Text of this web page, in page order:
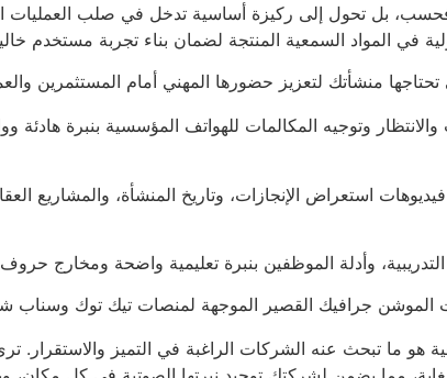
بل تحول إلى ركيزة أساسية تدخل في صلب العمليات
في المواد السمعية المنتجة لضمان بناء تجربة مستخدم
تحتاجها منشأتك لتعزيز حضورها المهني أمام المستثمرين
وتوجيه المكالمات للهواتف المؤسسية بنبرة
استعراض الإنجازات، وتاريخ المنشأة، والمشاريع
وأدلة الموظفين بنبرة تعليمية واضحة ومخارج
الموشن جرافيك القصير الموجهة لمنصات تيك توك وسناب
هو ما تبحث عنه الشركات الراغبة في التميز والاستقرار.